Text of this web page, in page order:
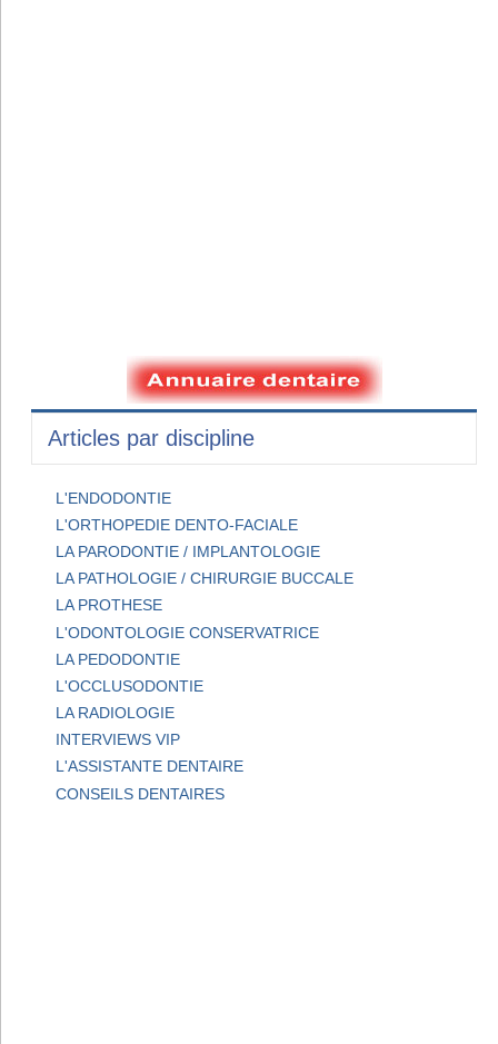
Articles par discipline
L'ENDODONTIE
L'ORTHOPEDIE DENTO-FACIALE
LA PARODONTIE / IMPLANTOLOGIE
LA PATHOLOGIE / CHIRURGIE BUCCALE
LA PROTHESE
L'ODONTOLOGIE CONSERVATRICE
LA PEDODONTIE
L'OCCLUSODONTIE
LA RADIOLOGIE
INTERVIEWS VIP
L'ASSISTANTE DENTAIRE
CONSEILS DENTAIRES